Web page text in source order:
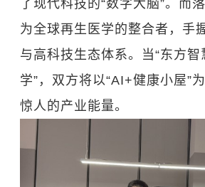
了现代科技的“数字大脑”。而
为全球再生医学的整合者，手
与高科技生态体系。当“东方智
学”，双方将以“AI+健康小屋”
惊人的产业能量。